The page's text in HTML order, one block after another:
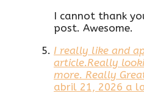
I cannot thank
post. Awesome.
I really like and
article.Really
more. Really
abril 21, 2026 a